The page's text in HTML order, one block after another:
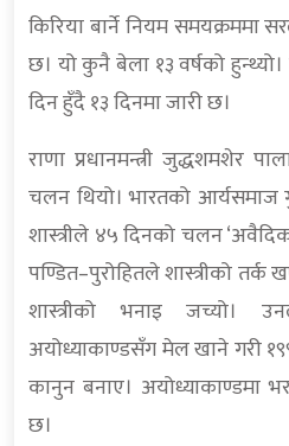
किरिया बार्ने नियम
छ। यो कुनै बेला १३ वर्षको
दिन हुँदै १३ दिनमा जारी छ।
राणा प्रधानमन्त्री जुद्धशमशेर
चलन थियो। भारतको
शास्त्रीले ४५ दिनको चलन
पण्डित–पुरोहितले शास्त्रीको
शास्त्रीको भनाइ जच्यो।
अयोध्याकाण्डसँग मेल खाने गरी
कानुन बनाए। अयोध्याकाण्डमा
छ।